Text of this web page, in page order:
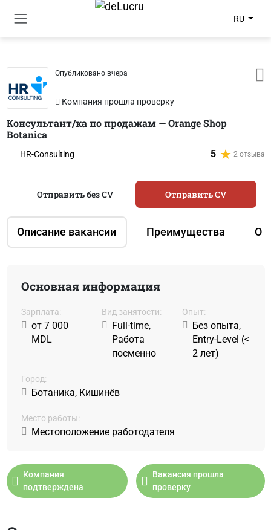
RU
Опубликовано вчера
Компания прошла проверку
Консультант/ка по продажам — Orange Shop
Botanica
HR-Consulting 5 2 отзыва
Описание вакансии Преимущества О
Отправить без CV Отправить CV
Основная информация
Зарплата:
от 7 000
MDL
Вид занятости:
Full-time,
Работа
посменно
Oпыт:
Без опыта,
Entry-Level (<
2 лет)
Город:
Ботаника, Кишинёв
Место работы:
Местоположение работодателя
Компания
подтверждена
Вакансия прошла
проверку